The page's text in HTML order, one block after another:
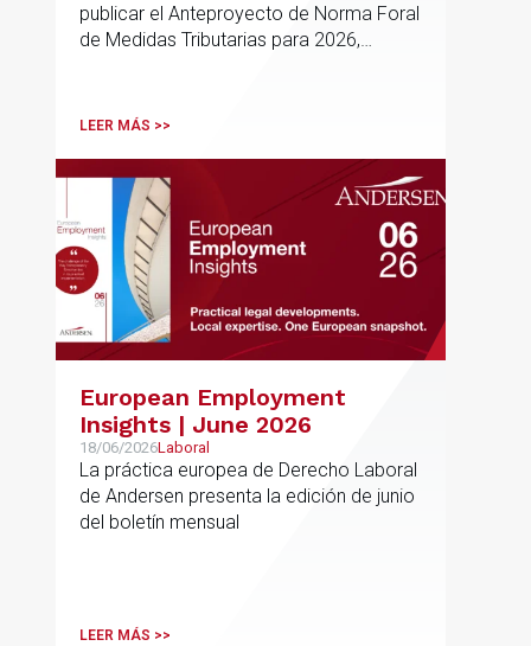
publicar el Anteproyecto de Norma Foral
de Medidas Tributarias para 2026,
modificaciones que afectan
LEER MÁS >>
European Employment
Insights | June 2026
18/06/2026Laboral
La práctica europea de Derecho Laboral
de Andersen presenta la edición de junio
del boletín mensual
LEER MÁS >>